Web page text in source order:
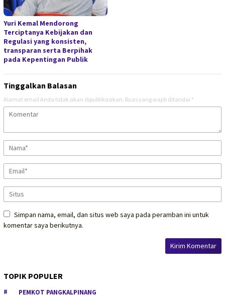
Yuri Kemal Mendorong
Terciptanya Kebijakan dan
Regulasi yang konsisten,
transparan serta Berpihak
pada Kepentingan Publik
Tinggalkan Balasan
Alamat email Anda tidak akan dipublikasikan. Ruas yang wajib ditandai *
Simpan nama, email, dan situs web saya pada peramban ini untuk
komentar saya berikutnya.
TOPIK POPULER
PEMKOT PANGKALPINANG